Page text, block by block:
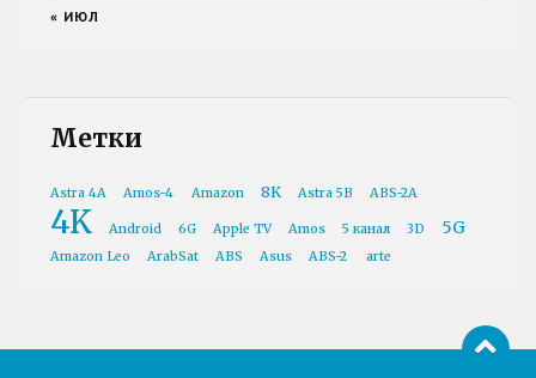
« ИЮЛ
Метки
Astra 4A Amos-4 Amazon 8K Astra 5B ABS-2A
4K Android 6G Apple TV Amos 5 канал 3D 5G
Amazon Leo ArabSat ABS Asus ABS-2 arte